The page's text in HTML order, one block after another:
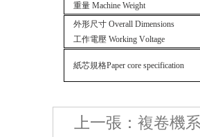
重量 Machine Weight
外形尺寸 Overall Dimensions
工作電壓 Working Voltage
紙芯規格Paper core specification
上一張： 複卷機